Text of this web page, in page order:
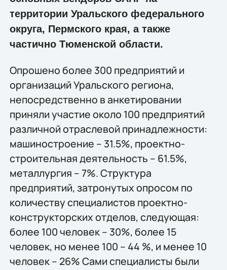
территории Уральского федерального
округа, Пермского края, а также
частично Тюменской области.
Опрошено более 300 предприятий и
организаций Уральского региона,
непосредственно в анкетировании
приняли участие около 100 предприятий
различной отраслевой принадлежности:
машиностроение – 31.5%, проектно-
строительная деятельность – 61.5%,
металлургия – 7%. Структура
предприятий, затронутых опросом по
количеству специалистов проектно-
конструкторских отделов, следующая:
более 100 человек – 30%, более 15
человек, но менее 100 – 44 %, и менее 10
человек – 26% Сами специалисты были